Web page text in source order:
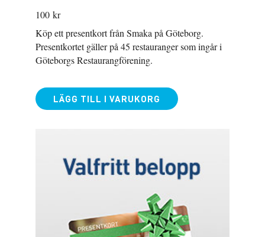
100 kr
Köp ett presentkort från Smaka på Göteborg.
Presentkortet gäller på 45 restauranger som ingår i
Göteborgs Restaurangförening.
LÄGG TILL I VARUKORG